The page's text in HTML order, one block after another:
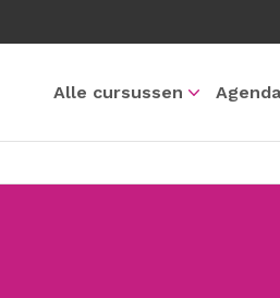
Alle cursussen Agenda